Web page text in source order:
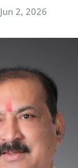
Jun 2, 2026